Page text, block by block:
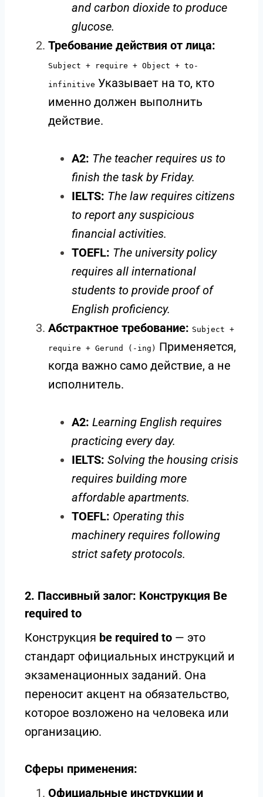
and carbon dioxide to produce
glucose.
Требование действия от лица:
Subject + require + Object + to-
infinitive Указывает на то, кто
именно должен выполнить
действие.
A2: The teacher requires us to
finish the task by Friday.
IELTS: The law requires citizens
to report any suspicious
financial activities.
TOEFL: The university policy
requires all international
students to provide proof of
English proficiency.
Абстрактное требование: Subject +
require + Gerund (-ing) Применяется,
когда важно само действие, а не
исполнитель.
A2: Learning English requires
practicing every day.
IELTS: Solving the housing crisis
requires building more
affordable apartments.
TOEFL: Operating this
machinery requires following
strict safety protocols.
2. Пассивный залог: Конструкция Be
required to
Конструкция be required to — это
стандарт официальных инструкций и
экзаменационных заданий. Она
переносит акцент на обязательство,
которое возложено на человека или
организацию.
Сферы применения:
Официальные инструкции и